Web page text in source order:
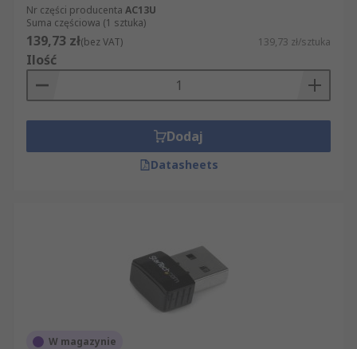
Nr części producenta AC13U
Suma częściowa (1 sztuka)
139,73 zł(bez VAT) 139,73 zł/sztuka
Ilość
Dodaj
Datasheets
W magazynie